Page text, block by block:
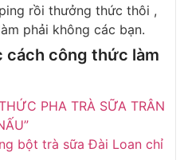
rồi thưởng thức thôi ,
phải không các bạn.
cách công thức làm
PHA TRÀ SỮA TRÂN
bột trà sữa Đài Loan chỉ